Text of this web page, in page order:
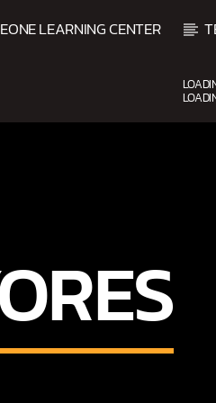
LEARNING CENTER